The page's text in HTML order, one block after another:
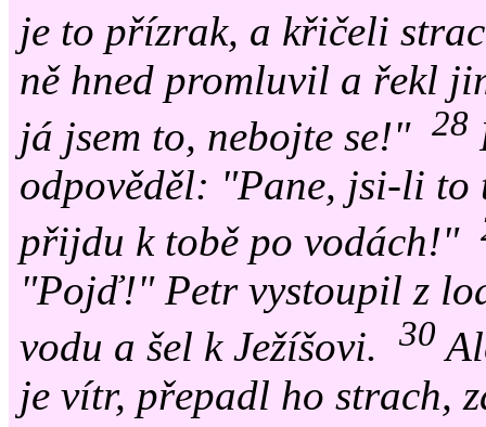
je to přízrak, a křičeli
ně hned promluvil a řekl
já jsem to, nebojte se!" 28
odpověděl: "Pane, jsi-li to
přijdu k tobě po vodách!"
"Pojď!" Petr vystoupil z
vodu a šel k Ježíšovi.
30
je vítr, přepadl ho strach,